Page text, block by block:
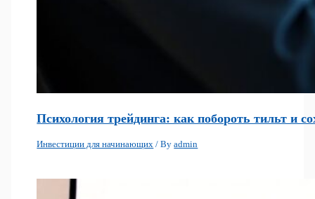
Психология трейдинга: как побороть тильт и
Инвестиции для начинающих / Byadmin